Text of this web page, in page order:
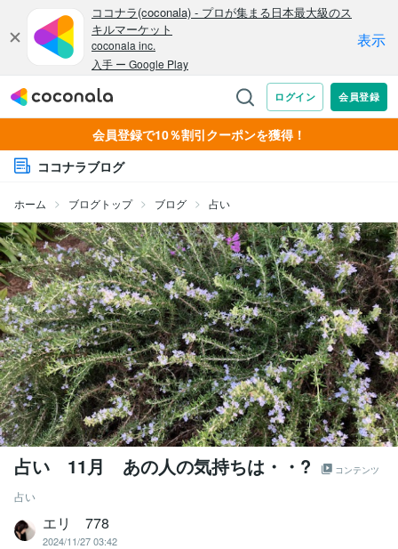
会員登録で10％割引クーポンを獲得！
ココナラブログ
ホーム ブログトップ ブログ 占い
占い 11月 あの人の気持ちは・・? コンテンツ
占い
エリ 778
2024/11/27 03:42